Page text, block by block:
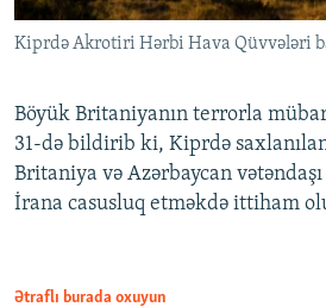
Kiprdə Akrotiri Hərbi Hava Qüvvələri
Böyük Britaniyanın terrorla
31-də bildirib ki, Kiprdə
Britaniya və Azərbaycan vətəndaşı
İrana casusluq etməkdə ittiham
Ətraflı burada oxuyun